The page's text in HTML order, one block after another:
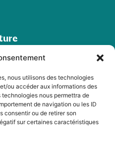
nous utilisons des technologies
ou accéder aux informations des
nous permettra de
de navigation ou les ID
consentir ou de retirer son
sur certaines caractéristiques